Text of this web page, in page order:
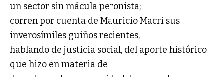
un sector sin mácula peronista;
corren por cuenta de Mauricio Macri sus
inverosímiles guiños recientes,
hablando de justicia social, del aporte histórico
que hizo en materia de